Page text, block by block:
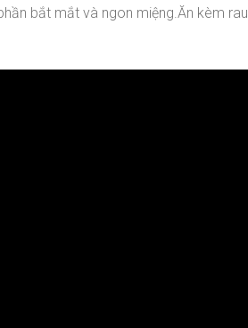
bắt mắt và ngon miệng.Ăn kèm rau